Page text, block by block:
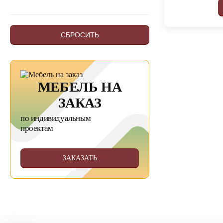
СБРОСИТЬ
МЕБЕЛЬ НА
ЗАКАЗ
по индивидуальным
проектам
ЗАКАЗАТЬ